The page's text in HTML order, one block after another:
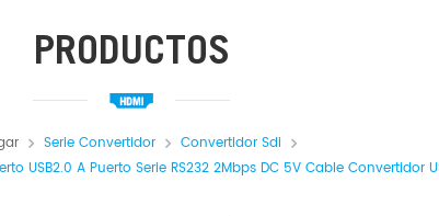
PRODUCTOS
Serie Convertidor
Convertidor Sdi
USB2.0 A Puerto Serie RS232 2Mbps DC 5V Cable Convertidor